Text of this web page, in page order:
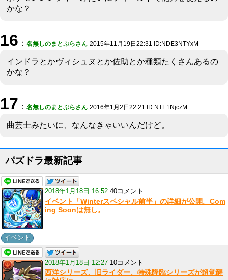
かな？
16 ： 名無しのまとぷらさん 2015年11月19日22:31 ID:NDE3NTYxM
インドラとかヴィシュヌとか佐助とか種類たくさんあるの
かな？
17 ： 名無しのまとぷらさん 2016年1月2日22:21 ID:NTE1NjczM
曲芸士みたいに、なんなきゃいいんだけど。
パズドラ最新記事
2018年1月18日 16:52 40コメント
イベント「Winterスペシャル前半」の詳細が公開。Com
ing Soonは無し。
イベント
2018年1月18日 12:27 10コメント
西洋シリーズ、旧ライダー、特殊降臨シリーズが超覚醒